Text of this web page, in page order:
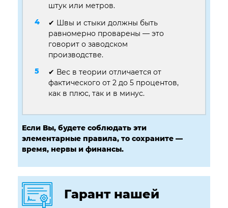
штук или метров.
✔ Швы и стыки должны быть
равномерно проварены — это
говорит о заводском
производстве.
✔ Вес в теории отличается от
фактического от 2 до 5 процентов,
как в плюс, так и в минус.
Если Вы, будете соблюдать эти
элементарные правила, то сохраните —
время, нервы и финансы.
Гарант нашей